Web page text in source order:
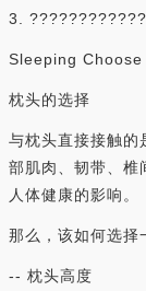
3.
Sleeping Choose
枕头的选择
与枕头直接接触的
部肌肉、韧带、椎
人体健康的影响。
那么，该如何选择
-- 枕头高度